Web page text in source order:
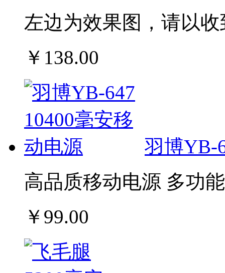
左边为效果图，请以
￥138.00
羽博YB-
高品质移动电源 多功
￥99.00